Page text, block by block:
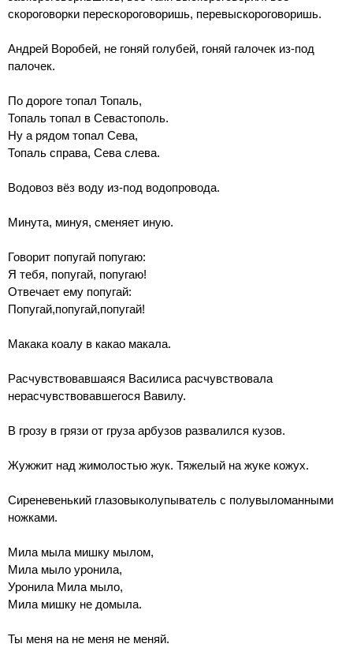
скороговорки перескороговоришь, перевыскороговоришь.
Андрей Воробей, не гоняй голубей, гоняй галочек из-под
палочек.
По дороге топал Топаль,
Топаль топал в Севастополь.
Ну а рядом топал Сева,
Топаль справа, Сева слева.
Водовоз вёз воду из-под водопровода.
Минута, минуя, сменяет иную.
Говорит попугай попугаю:
Я тебя, попугай, попугаю!
Отвечает ему попугай:
Попугай,попугай,попугай!
Макака коалу в какао макала.
Расчувствовавшаяся Василиса расчувствовала
нерасчувствовавшегося Вавилу.
В грозу в грязи от груза арбузов развалился кузов.
Жужжит над жимолостью жук. Тяжелый на жуке кожух.
Сиреневенький глазовыколупыватель с полувыломанными
ножками.
Мила мыла мишку мылом,
Мила мыло уронила,
Уронила Мила мыло,
Мила мишку не домыла.
Ты меня на не меня не меняй.